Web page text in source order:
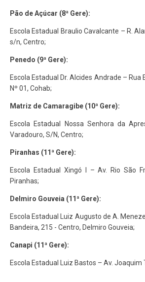
Pão de Açúcar (8ª Gere):
Escola Estadual Braulio Cavalcante – R.
s/n, Centro;
Penedo (9ª Gere):
Escola Estadual Dr. Alcides Andrade – Rua
Nº 01, Cohab;
Matriz de Camaragibe (10ª Gere):
Escola Estadual Nossa Senhora da
Varadouro, S/N, Centro;
Piranhas (11ª Gere):
Escola Estadual Xingó I – Av. Rio São
Piranhas;
Delmiro Gouveia (11ª Gere):
Escola Estadual Luiz Augusto de A.
Bandeira, 215 - Centro, Delmiro Gouveia;
Canapi (11ª Gere):
Escola Estadual Luiz Bastos – Av. Joaquim